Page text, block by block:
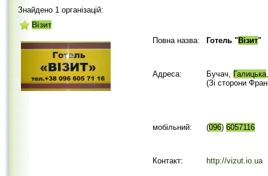
Знайдено 1 організацій:
Візит
Повна назва:
Готель "Візит"
Адреса: Бучач, Галицька
(Зі сторони
мобільний: (096) 6057116
Контакт: http://vizut.io.ua